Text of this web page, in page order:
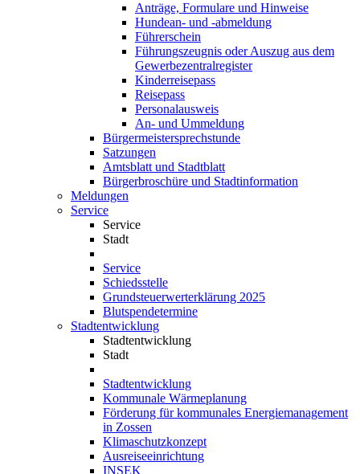
Anträge, Formulare und Hinweise
Hundean- und -abmeldung
Führerschein
Führungszeugnis oder Auszug aus dem
Gewerbezentralregister
Kinderreisepass
Reisepass
Personalausweis
An- und Ummeldung
Bürgermeistersprechstunde
Satzungen
Amtsblatt und Stadtblatt
Bürgerbroschüre und Stadtinformation
Meldungen
Service
Service
Stadt
Service
Schiedsstelle
Grundsteuerwerterklärung 2025
Blutspendetermine
Stadtentwicklung
Stadtentwicklung
Stadt
Stadtentwicklung
Kommunale Wärmeplanung
Förderung für kommunales Energiemanagement
in Zossen
Klimaschutzkonzept
Ausreiseeinrichtung
INSEK